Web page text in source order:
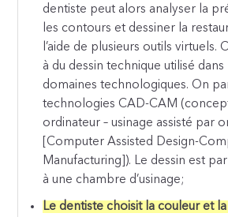
dentiste peut alors analyser la
les contours et dessiner la
l’aide de plusieurs outils virtuels.
à du dessin technique utilisé dans
domaines technologiques. On
technologies CAD-CAM
ordinateur – usinage assisté par
[Computer Assisted Design-
Manufacturing]). Le dessin est
à une chambre d’usinage;
Le dentiste choisit la couleur et